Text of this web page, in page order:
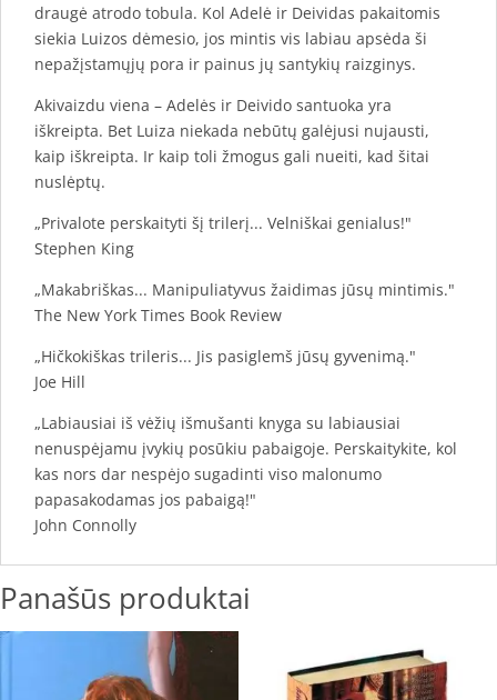
draugė atrodo tobula. Kol Adelė ir Deividas pakaitomis
siekia Luizos dėmesio, jos mintis vis labiau apsėda ši
nepažįstamųjų pora ir painus jų santykių raizginys.
Akivaizdu viena – Adelės ir Deivido santuoka yra
iškreipta. Bet Luiza niekada nebūtų galėjusi nujausti,
kaip iškreipta. Ir kaip toli žmogus gali nueiti, kad šitai
nuslėptų.
„Privalote perskaityti šį trilerį... Velniškai genialus!"
Stephen King
„Makabriškas... Manipuliatyvus žaidimas jūsų mintimis."
The New York Times Book Review
„Hičkokiškas trileris... Jis pasiglemš jūsų gyvenimą."
Joe Hill
„Labiausiai iš vėžių išmušanti knyga su labiausiai
nenuspėjamu įvykių posūkiu pabaigoje. Perskaitykite, kol
kas nors dar nespėjo sugadinti viso malonumo
papasakodamas jos pabaigą!"
John Connolly
Panašūs produktai